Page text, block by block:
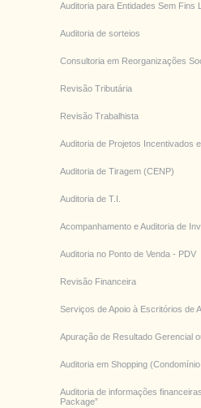
Auditoria para Entidades Sem Fins
Auditoria de sorteios
Consultoria em Reorganizações
Revisão Tributária
Revisão Trabalhista
Auditoria de Projetos Incentivados
Auditoria de Tiragem (CENP)
Auditoria de T.I.
Acompanhamento e Auditoria de
Auditoria no Ponto de Venda - PDV
Revisão Financeira
Serviços de Apoio à Escritórios de
Apuração de Resultado Gerencial
Auditoria em Shopping
Auditoria de informações
Package”